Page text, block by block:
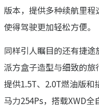
版本，提供多种续航里
使得驾驶更加轻松方便。
同样引人瞩目的还有捷
派方盒子造型与细致的
提供1.5T、2.0T燃油版和
马力254Ps，搭载XWD